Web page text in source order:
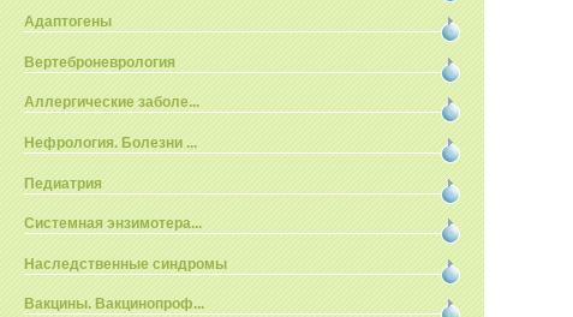
Адаптогены
Вертеброневрология
Аллергические заболе...
Нефрология. Болезни ...
Педиатрия
Системная энзимотера...
Наследственные синдромы
Вакцины. Вакцинопроф...